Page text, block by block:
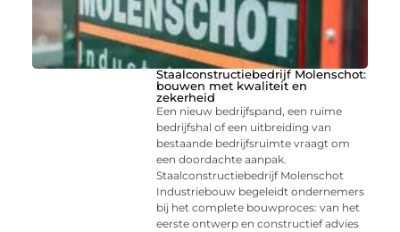
Staalconstructiebedrijf Molenschot:
bouwen met kwaliteit en
zekerheid
Een nieuw bedrijfspand, een ruime
bedrijfshal of een uitbreiding van
bestaande bedrijfsruimte vraagt om
een doordachte aanpak.
Staalconstructiebedrijf Molenschot
Industriebouw begeleidt ondernemers
bij het complete bouwproces: van het
eerste ontwerp en constructief advies